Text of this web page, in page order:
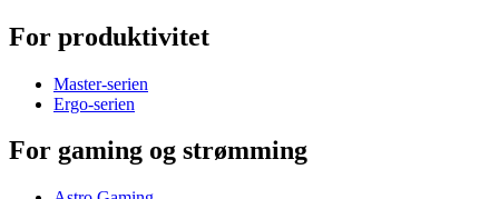
For produktivitet
Master-serien
Ergo-serien
For gaming og strømming